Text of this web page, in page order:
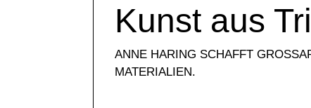
Kunst aus
ANNE HARING SCHAFFT
ATERIALIEN.